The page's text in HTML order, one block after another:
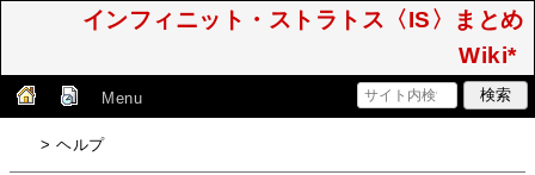
インフィニット・ストラトス〈IS〉まとめ
Wiki*
Menu
> ヘルプ